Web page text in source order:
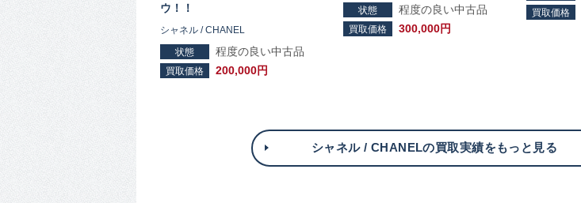
ウ！！
シャネル / CHANEL
状態 程度の良い中古品
買取価格 200,000円
状態 程度の良い中古品
買取価格 300,000円
買取価格
シャネル / CHANELの買取実績をもっと見る